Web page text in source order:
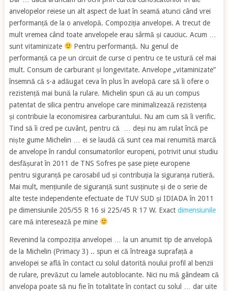
anvelopelor reiese un alt aspect de luat în seamă atunci când vrei
performanță de la o anvelopă. Compoziția anvelopei. A trecut de
mult vremea când toate anvelopele erau sârmă și cauciuc. Acum …
sunt vitaminizate
Pentru performanță. Nu genul de
performanță ca pe un circuit de curse ci pentru ce te ustură cel mai
mult. Consum de carburant și longevitate. Anvelope „vitaminizate”
însemnă că s-a adăugat ceva în plus în avelopă care să îi ofere o
rezistență mai bună la rulare. Michelin spun că au un compus
patentat de silica pentru anvelope care minimalizează rezistența
și contribuie la economisirea carburantului. Nu am cum să îi verific.
Tind să îi cred pe cuvânt, pentru că … deși nu am rulat încă pe
niște gume Michelin … ei se laudă că sunt cea mai renumită marcă
de anvelope în randul consumatorilor europeni, potrivit unui studiu
desfășurat în 2011 de TNS Sofres pe șase piețe europene
pentru siguranță pe carosabil ud și contribuția la siguranța rutieră.
Mai mult, mențiunile de siguranță sunt susținute și de o serie de
alte teste independente efectuate de TUV SUD și IDIADA în 2011
pe dimensiunile 205/55 R 16 si 225/45 R 17 W. Exact dimensiunile
care mă interesează pe mine
Revenind la compoziția anvelopei … la un anumit tip de anvelopă
de la Michelin (Primacy 3) .. spun ei că întreaga suprafață a
anvelopei se află în contact cu solul datorită noului profil al benzii
de rulare, prevăzut cu lamele autoblocante. Nici nu mă gândeam că
anvelopa poate să nu fie în totalitate în contact cu solul … dar uite